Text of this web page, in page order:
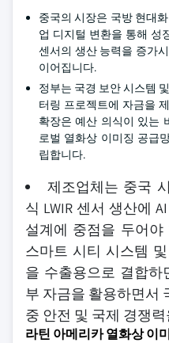
중국의 시장은 국방 현대
업 디지털 변환을 통해 성
센서의 생산 능력을 증가
이어집니다.
정부는 국경 보안 시스템
터링 프로젝트에 자금을
확장은 예산 의식이 있는
로벌 열화상 이미징 공급
립합니다.
제조업체는 중국
식 LWIR 센서 생산에
설계에 중점을 두어
스마트 시티 시스템
을 수출용으로 결합
부 자금을 활용하면서
중 안전 및 국제 경쟁
라틴 아메리카 열화상 이